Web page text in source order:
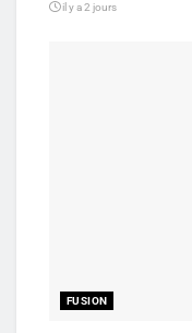
il y a 2 jours
FUSION